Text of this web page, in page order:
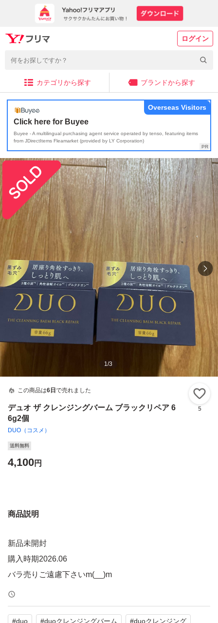
ログイン
カテゴリから探す ブランドから探す
Click here for Buyee
Buyee - A multilingual purchasing agent service operated by tenso, featuring items
from JDirectItems Fleamarket (provided by LY Corporation)
Overseas Visitors
1/3
この商品は6日 で売れました
デュオ ザ クレンジングバーム ブラックリペア 6
6g2個
DUO（コスメ）
5
送料無料
4,100円
商品説明
新品未開封
購入時期2026.06
バラ売りご遠慮下さいm(__)m
#duo #duoクレンジングバーム #duoクレンジング